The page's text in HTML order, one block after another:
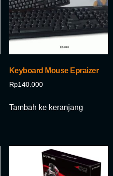
Keyboard Mouse Epraizer
Rp140.000
Tambah ke keranjang